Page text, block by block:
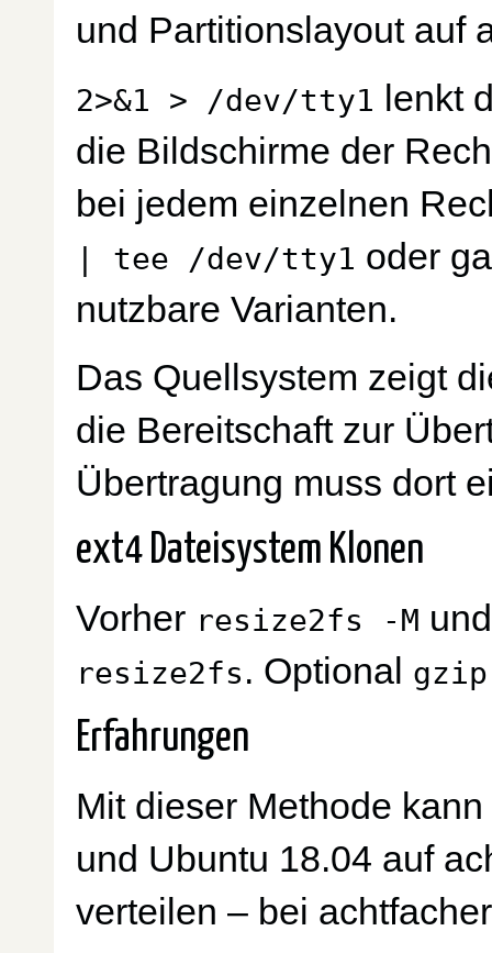
und Partitionslayout auf
2>&1 > /dev/tty1
lenkt
die Bildschirme der
bei jedem einzelnen
| tee /dev/tty1 oder
nutzbare Varianten.
Das Quellsystem zeigt
die Bereitschaft zur
Übertragung muss dort
ext4 Dateisystem Klonen
Vorher resize2fs -M
resize2fs. Optional
Erfahrungen
Mit dieser Methode
und Ubuntu 18.04 auf
verteilen – bei